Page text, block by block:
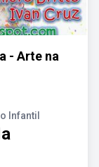
- Arte na
Infantil